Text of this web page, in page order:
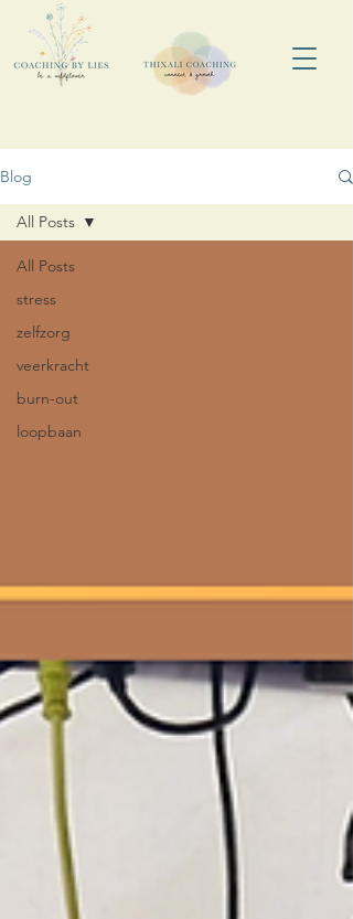
Blog
All Posts
stress
zelfzorg
veerkracht
burn-out
loopbaan
All Posts